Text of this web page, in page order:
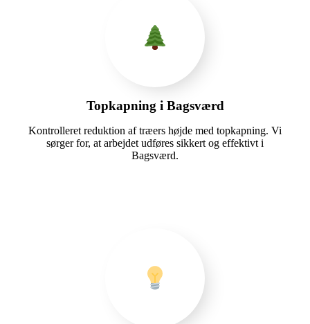
Topkapning i Bagsværd
Kontrolleret reduktion af træers højde med topkapning. Vi
sørger for, at arbejdet udføres sikkert og effektivt i
Bagsværd.